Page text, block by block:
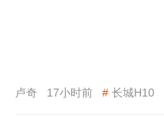
卢奇 17小时前 # 长城H10